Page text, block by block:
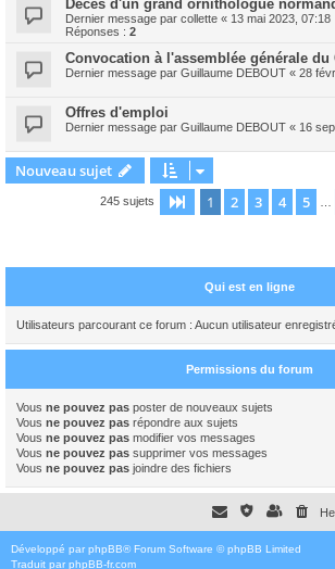
Décès d'un grand ornithologue
Dernier message par collette « 13 mai 2023, 07:18
Réponses : 2
Convocation à l'assemblée générale du
Dernier message par Guillaume DEBOUT « 28
Offres d'emploi
Dernier message par Guillaume DEBOUT « 16
Nouveau sujet
245 sujets Page 1sur13
1 2 3 4 5
Qui est en ligne
Utilisateurs parcourant ce forum : Aucun utilisateur
Permissions du forum
Vous ne pouvez pas poster de nouveaux sujets
Vous ne pouvez pas répondre aux sujets
Vous ne pouvez pas modifier vos messages
Vous ne pouvez pas supprimer vos messages
Vous ne pouvez pas joindre des fichiers
Développé par phpBB® Forum Software © phpBB Limited
Traduit par phpBB-fr.com